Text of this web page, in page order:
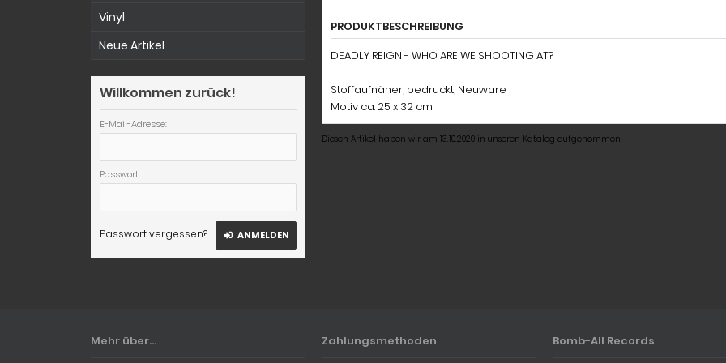
PRODUKTBESCHREIBUNG
DEADLY REIGN - WHO ARE WE SHOOTING AT?
Stoffaufnäher, bedruckt, Neuware
Motiv ca. 25 x 32 cm
Diesen Artikel haben wir am 13.10.2020 in unseren Katalog aufgenommen.
Vinyl
Neue Artikel
Willkommen zurück!
E-Mail-Adresse:
Passwort:
Passwort vergessen? ANMELDEN
Mehr über... Zahlungsmethoden Bomb-All Records